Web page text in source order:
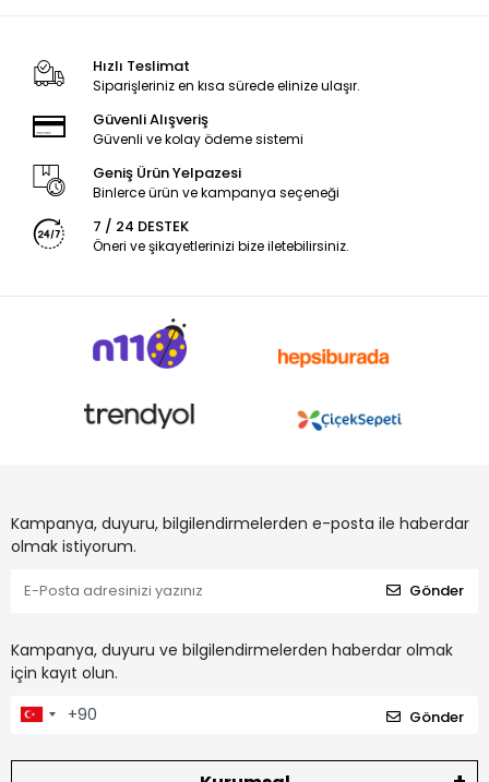
Hızlı Teslimat
Siparişleriniz en kısa sürede elinize ulaşır.
Güvenli Alışveriş
Güvenli ve kolay ödeme sistemi
Geniş Ürün Yelpazesi
Binlerce ürün ve kampanya seçeneği
7 / 24 DESTEK
Öneri ve şikayetlerinizi bize iletebilirsiniz.
Kampanya, duyuru, bilgilendirmelerden e-posta ile haberdar
olmak istiyorum.
Gönder
Kampanya, duyuru ve bilgilendirmelerden haberdar olmak
için kayıt olun.
Gönder